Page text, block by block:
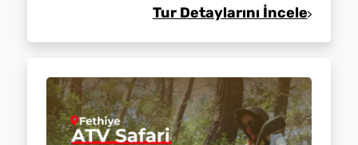
Tur Detaylarını İncele